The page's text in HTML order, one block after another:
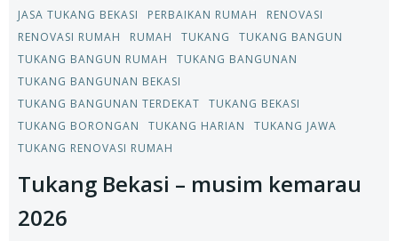
JASA TUKANG BEKASI
PERBAIKAN RUMAH
RENOVASI
RENOVASI RUMAH
RUMAH TUKANG
TUKANG BANGUN
TUKANG BANGUN RUMAH
TUKANG BANGUNAN
TUKANG BANGUNAN BEKASI
TUKANG BANGUNAN TERDEKAT
TUKANG BEKASI
TUKANG BORONGAN
TUKANG HARIAN
TUKANG JAWA
TUKANG RENOVASI RUMAH
Tukang Bekasi – musim kemarau
2026